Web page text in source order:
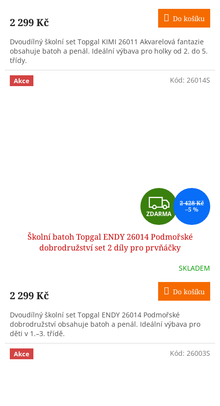
M
A
2 299 Kč Do košíku
Dvoudílný školní set Topgal KIMI 26011 Akvarelová fantazie
obsahuje batoh a penál. Ideální výbava pro holky od 2. do 5.
třídy.
Akce
Z
D
A
R
M
A
ZDARMA
2 428 Kč
–5 %
Školní batoh Topgal ENDY 26014 Podmořské
dobrodružství set 2 díly pro prvňáčky
SKLADEM
2 299 Kč Do košíku
Dvoudílný školní set Topgal ENDY 26014 Podmořské
dobrodružství obsahuje batoh a penál. Ideální výbava pro
děti v 1.–3. třídě.
Kód: 26014S
Akce Kód: 26003S